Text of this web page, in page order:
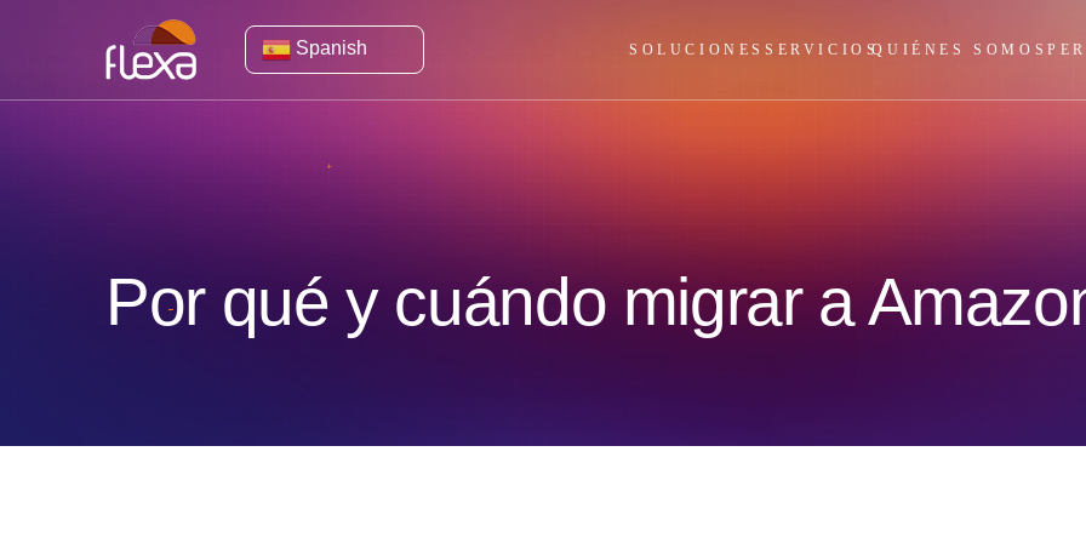
Spanish SOLUCIONES SERVICIOSQUIÉNES SOMOS
Por qué y cuándo migrar a